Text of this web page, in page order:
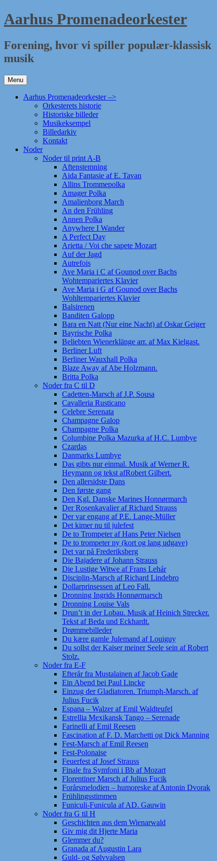
Hop
til
Aarhus Promenadeorkester
Forening, hvor vi spiller populær-klassisk
musik
Menu
Aarhus Promenadeorkester –>
Orkesterets historie
Historiske billeder
Musikeksempel
Billedarkiv
Kontakt
Noder
Noder til print A-B
Aftenstemning
Aida Fantasie af E. Tavan
Allins Trommepolka
Amager Polka
Amalienborg March
An den Frühling
Annen Polka
Anywhere I Wander
A Perfect Day
Arietta / Voi che sapete Mozart
Auf der Jagd
Autrefois
Ave Maria i C af Gounod over Bachs
Wohtempariertes Klavier
Ave Maria i G af Gounod over Bachs
Wohltempariertes Klavier
Balsirenen
Banditen Galopp
Bara en Natt (Nur eine Nacht) af Oskar Geiger
Bayrische Polka
Beliebten Wienerklänge arr. af Max Kielgast.
Berliner Luft
Berliner Wauxhall Polka
Blaze Away af Abe Holzmann.
Britta Polka
Noder fra C til D
Cadetten-Marsch af J.P. Sousa
Cavalleria Rusticano
Celebre Serenata
Champagne Galop
Champagne Polka
Columbine Polka Mazurka af H.C. Lumbye
Czardas
Danmarks Lumbye
Das gibts nur einmal. Musik af Werner R.
Heymann og tekst afRobert Gilbert.
Den allersidste Dans
Den første gang
Den Kgl. Danske Marines Honnørmarch
Der Rosenkavalier af Richard Strauss
Der var engang af P.E. Lange-Müller
Det kimer nu til julefest
De to Trompeter af Hans Peter Nielsen
De to trompeter ny (kort og lang udgave)
Det var på Frederiksberg
Die Bajadere af Johann Strauss
Die Lustige Witwe af Frans Lehár
Disciplin-Marsch af Richard Lindebro
Dollarprinsessen af Leo Fall.
Dronning Ingrids Honnørmarsch
Dronning Louise Vals
Drun’t in der Lobau. Musik af Heinich Strecker.
Tekst af Beda und Eckhardt.
Drømmebilleder
Du kære gamle Julemand af Louiguy
Du sollst der Kaiser meiner Seele sein af Robert
Stolz.
Noder fra E-F
Efterår fra Mustalainen af Jacob Gade
Ein Abend bei Paul Lincke
Einzug der Gladiatoren. Triumph-Marsch. af
Julius Fucik
Espana – Walzer af Emil Waldteufel
Estrellia Mexikansk Tango – Serenade
Farinelli af Emil Reesen
Fascination af F. D. Marchetti og Dick Manning
Fest-Marsch af Emil Reesen
Fest-Polonaise
Feuerfest af Josef Strauss
Finale fra Symfoni i Bb af Mozart
Florentiner Marsch af Julius Fucik
Forårsmelodien – humoreske af Antonin Dvorak
Frühlingsstimmen
Funiculi-Funicula af AD. Gauwin
Noder fra G til H
Geschichten aus dem Wienarwald
Giv mig dit Hjerte Maria
Glemmer du?
Granada af Augustin Lara
Guld- og Sølvvalsen